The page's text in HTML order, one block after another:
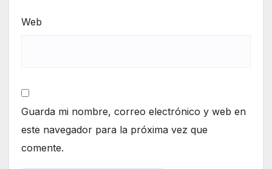
Web
Guarda mi nombre, correo electrónico y web en
este navegador para la próxima vez que
comente.